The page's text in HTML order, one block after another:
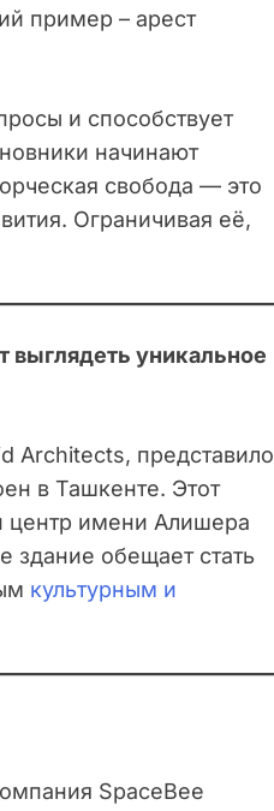
пример – арест
и способствует
начинают
свобода — это
Ограничивая её,
выглядеть уникальное
Architects, представило
в Ташкенте. Этот
центр имени Алишера
обещает стать
культурным и
SpaceBee